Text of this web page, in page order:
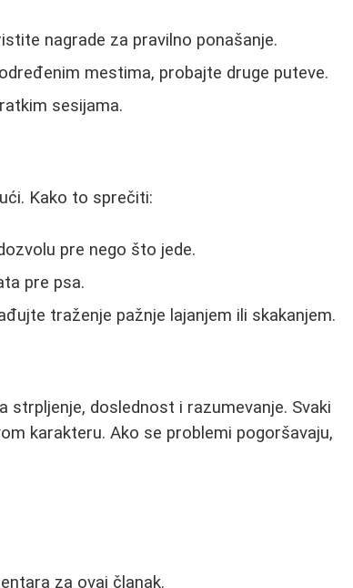
nagrade za pravilno ponašanje.
mestima, probajte druge puteve.
sesijama.
Kako to sprečiti:
pre nego što jede.
pre psa.
traženje pažnje lajanjem ili skakanjem.
strpljenje, doslednost i razumevanje. Svaki
karakteru. Ako se problemi pogoršavaju,
za ovaj članak.